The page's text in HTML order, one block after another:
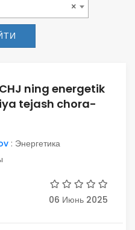
×
ning energetik
tejash chora-
: Энергетика
06 Июнь 2025